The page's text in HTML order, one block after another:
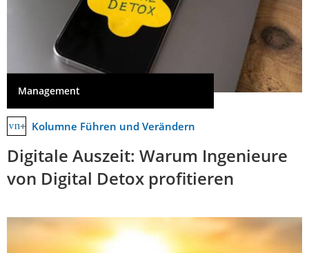
Management
Kolumne Führen und Verändern
Digitale Auszeit: Warum Ingenieure
von Digital Detox profitieren